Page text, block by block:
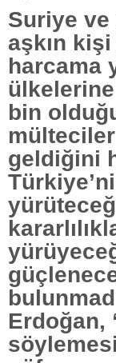
Suriye ve
aşkın
harcama
ülkelerine
bin
geldiğini
Erdoğan,